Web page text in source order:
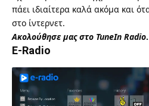
πάει ιδιαίτερα καλά ακόμα και
στο ίντερνετ.
Ακολούθησε μας στο TuneIn Radio.
E-Radio